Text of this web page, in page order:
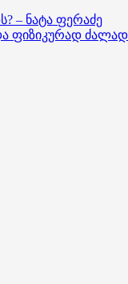
– ნატა ფერაძე
ფიზიკურად